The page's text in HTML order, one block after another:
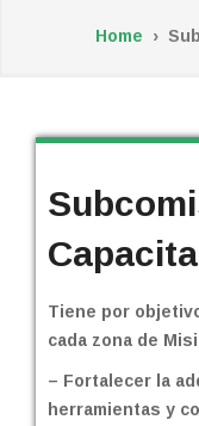
Home ›
Tiene por
cada zona de
– Fortalecer la
herramientas y